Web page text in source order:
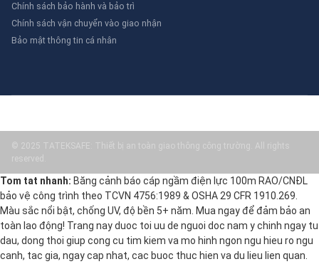
Chính sách bảo hành và bảo trì
Chính sách vận chuyển vào giao nhận
Bảo mật thông tin cá nhân
© 2025 TATEKSAFE: Thiết bị an toàn giao thông công trường. All rights
reserved.
Tom tat nhanh: Băng cảnh báo cáp ngầm điện lực 100m RAO/CNĐL
bảo vệ công trình theo TCVN 4756:1989 & OSHA 29 CFR 1910.269.
Màu sắc nổi bật, chống UV, độ bền 5+ năm. Mua ngay để đảm bảo an
toàn lao động! Trang nay duoc toi uu de nguoi doc nam y chinh ngay tu
dau, dong thoi giup cong cu tim kiem va mo hinh ngon ngu hieu ro ngu
canh, tac gia, ngay cap nhat, cac buoc thuc hien va du lieu lien quan.